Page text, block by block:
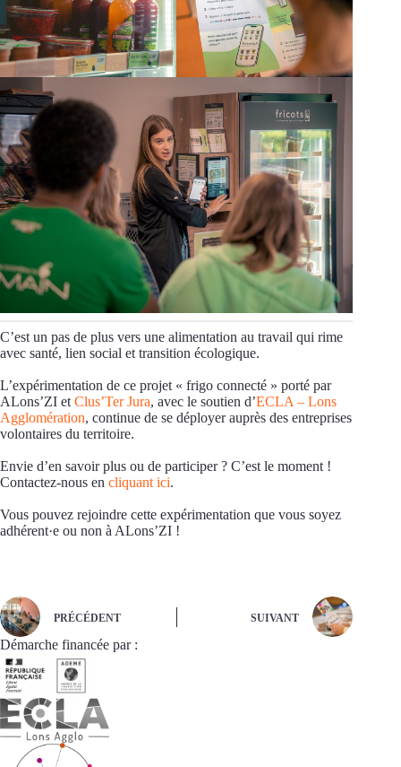
C’est un pas de plus vers une alimentation au travail qui rime
avec santé, lien social et transition écologique.
L’expérimentation de ce projet « frigo connecté » porté par
ALons’ZI et Clus’Ter Jura, avec le soutien d’ECLA – Lons
Agglomération, continue de se déployer auprès des entreprises
volontaires du territoire.
Envie d’en savoir plus ou de participer ? C’est le moment !
Contactez-nous en cliquant ici.
Vous pouvez rejoindre cette expérimentation que vous soyez
adhérent·e ou non à ALons’ZI !
PRÉCÉDENT SUIVANT
Démarche financée par :